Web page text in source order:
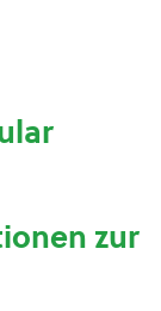
zur